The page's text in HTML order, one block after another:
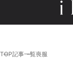
TOP記事一覧喪服